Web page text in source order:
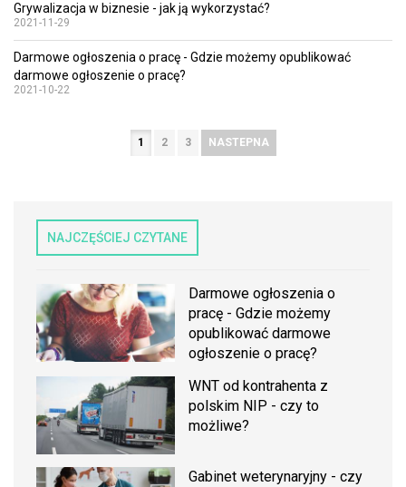
Grywalizacja w biznesie - jak ją wykorzystać?
2021-11-29
Darmowe ogłoszenia o pracę - Gdzie możemy opublikować
darmowe ogłoszenie o pracę?
2021-10-22
1 2 3 NASTEPNA
NAJCZĘŚCIEJ CZYTANE
Darmowe ogłoszenia o
pracę - Gdzie możemy
opublikować darmowe
ogłoszenie o pracę?
WNT od kontrahenta z
polskim NIP - czy to
możliwe?
Gabinet weterynaryjny - czy